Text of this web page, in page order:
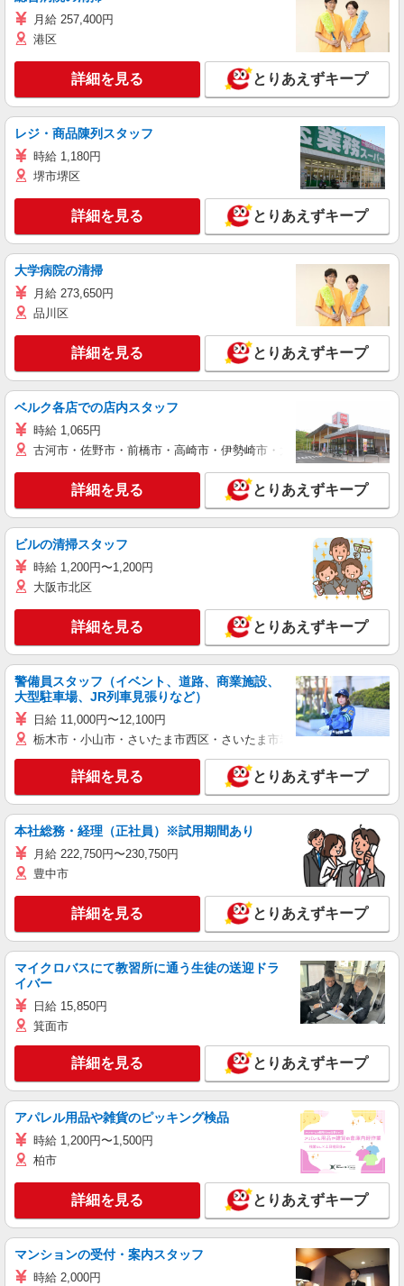
月給 257,400円
港区
詳細を見る とりあえずキープ
レジ・商品陳列スタッフ
時給 1,180円
堺市堺区
詳細を見る とりあえずキープ
大学病院の清掃
月給 273,650円
品川区
詳細を見る とりあえずキープ
ベルク各店での店内スタッフ
時給 1,065円
古河市・佐野市・前橋市・高崎市・伊勢崎市・太田市・館林市・藤
詳細を見る とりあえずキープ
ビルの清掃スタッフ
時給 1,200円〜1,200円
大阪市北区
詳細を見る とりあえずキープ
警備員スタッフ（イベント、道路、商業施設、
大型駐車場、JR列車見張りなど）
日給 11,000円〜12,100円
栃木市・小山市・さいたま市西区・さいたま市岩槻区・久喜市・蓮田
詳細を見る とりあえずキープ
本社総務・経理（正社員）※試用期間あり
月給 222,750円〜230,750円
豊中市
詳細を見る とりあえずキープ
マイクロバスにて教習所に通う生徒の送迎ドラ
イバー
日給 15,850円
箕面市
詳細を見る とりあえずキープ
アパレル用品や雑貨のピッキング検品
時給 1,200円〜1,500円
柏市
詳細を見る とりあえずキープ
マンションの受付・案内スタッフ
時給 2,000円